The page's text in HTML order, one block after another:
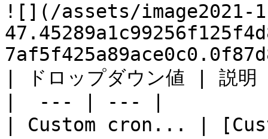
![](/assets/image2021-
| ドロップダウン値 | 説
|  --- | --- |
| Custom cron... |